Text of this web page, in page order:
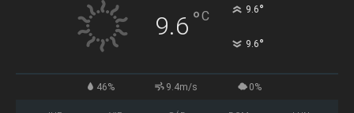
9.6 °C 9.6°
9.6°
46% 9.4m/s 0%